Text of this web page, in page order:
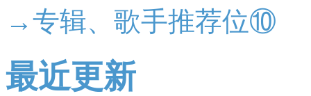
→专辑、歌手推荐位⑩
最近更新